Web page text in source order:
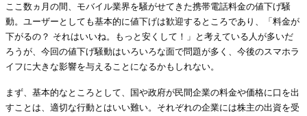
ここ数ヵ月の間、モバイル業界を騒がせてきた携帯電話料金の値下げ騒
動。ユーザーとしても基本的に値下げは歓迎するところであり、「料金が
下がるの？ それはいいね。もっと安くして！」と考えている人が多いだ
ろうが、今回の値下げ騒動はいろいろな面で問題が多く、今後のスマホラ
イフに大きな影響を与えることになるかもしれない。
まず、基本的なところとして、国や政府が民間企業の料金や価格に口を出
すことは、適切な行動とはいい難い。それぞれの企業には株主の出資を受